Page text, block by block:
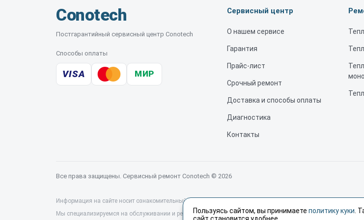
Conotech
Постгарантийный сервисный центр Conotech
Способы оплаты
VISA МИР
Сервисный центр
О нашем сервисе
Гарантия
Прайс-лист
Срочный ремонт
Доставка и способы оплаты
Диагностика
Контакты
Все права защищены. Сервисный ремонт Conotech © 2026
Информация на сайте носит ознакомительный характер и не является публичной офертой, определяемой
Мы специализируемся на обслуживании и ремонте техники Conotech, но не являемся их официальным
Пользуясь сайтом, вы принимаете политику куки .